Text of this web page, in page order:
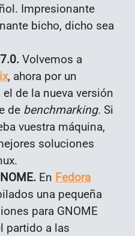
Impresionante
bicho, dicho sea
Volvemos a
, ahora por un
de la nueva versión
de benchmarking. Si
vuestra máquina,
soluciones
En Fedora
una pequeña
para GNOME
partido a las